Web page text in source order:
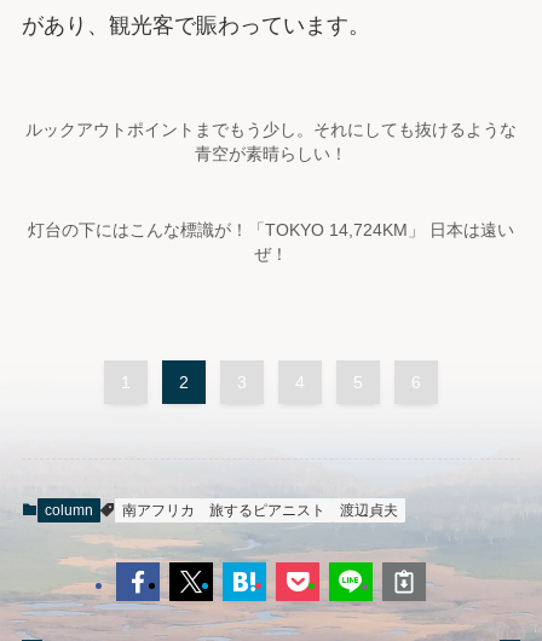
があり、観光客で賑わっています。
ルックアウトポイントまでもう少し。それにしても抜けるような
青空が素晴らしい！
灯台の下にはこんな標識が！「TOKYO 14,724KM」 日本は遠い
ぜ！
1 2 3 4 5 6
column 南アフリカ 旅するピアニスト 渡辺貞夫